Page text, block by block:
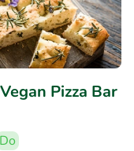
Pizza Bar
Do